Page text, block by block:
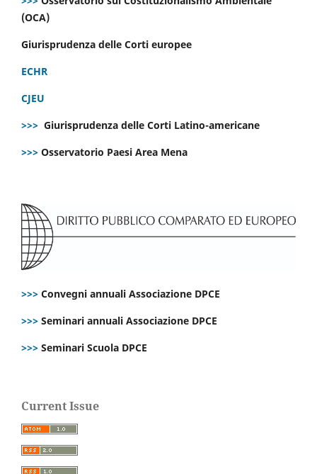
(OCA)
Giurisprudenza delle Corti europee
ECHR
CJEU
>>> Giurisprudenza delle Corti Latino-americane
>>> Osservatorio Paesi Area Mena
>>> Convegni annuali Associazione DPCE
>>> Seminari annuali Associazione DPCE
>>> Seminari Scuola DPCE
Current Issue